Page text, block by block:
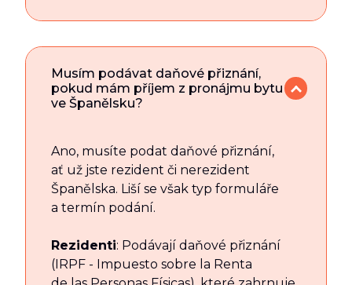
Musím podávat daňové přiznání,
pokud mám příjem z pronájmu bytu
ve Španělsku?
Ano, musíte podat daňové přiznání,
ať už jste rezident či nerezident
Španělska. Liší se však typ formuláře
a termín podání.
Rezidenti: Podávají daňové přiznání
(IRPF - Impuesto sobre la Renta